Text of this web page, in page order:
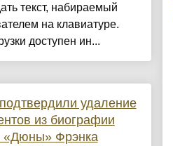
текст, набираемый
на клавиатуре.
доступен ин...
удаление
из биографии
«Дюны» Фрэнка